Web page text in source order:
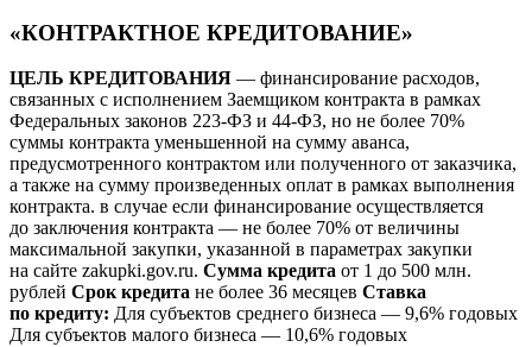
«КОНТРАКТНОЕ КРЕДИТОВАНИЕ»
ЦЕЛЬ КРЕДИТОВАНИЯ — финансирование расходов,
связанных с исполнением Заемщиком контракта в рамках
Федеральных законов 223-ФЗ и 44-ФЗ, но не более 70%
суммы контракта уменьшенной на сумму аванса,
предусмотренного контрактом или полученного от заказчика,
а также на сумму произведенных оплат в рамках выполнения
контракта. в случае если финансирование осуществляется
до заключения контракта — не более 70% от величины
максимальной закупки, указанной в параметрах закупки
на сайте zakupki.gov.ru. Сумма кредита от 1 до 500 млн.
рублей Срок кредита не более 36 месяцев Ставка
по кредиту: Для субъектов среднего бизнеса — 9,6% годовых
Для субъектов малого бизнеса — 10,6% годовых